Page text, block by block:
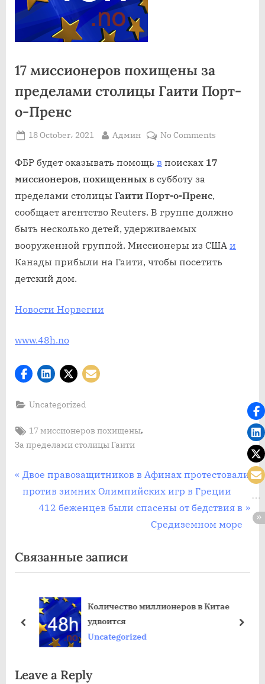
17 миссионеров похищены за
пределами столицы Гаити Порт-
о-Пренс
Posted
18 October، 2021 By
Админ No Commentson
столицы
Порт-
ФБР будет оказывать помощь в поисках 17
миссионеров, похищенных в субботу за
пределами столицы Гаити Порт-о-Пренс,
сообщает агентство Reuters. В группе должно
быть несколько детей, удерживаемых
вооруженной группой. Миссионеры из США и
Канады прибыли на Гаити, чтобы посетить
детский дом.
Новости Норвегии
www.48h.no
Uncategorized
Tags:
17 миссионеров похищены,
За пределами столицы Гаити
Post
navigation
П
р
д
у
я
п
Двое правозащитников в Афинах протестовали
против зимних Олимпийских игр в Греции
С
д
у
щ
а
я
а
412 беженцев были спасены от бедствия в
Средиземном море
Связанные записи
Количество миллионеров в Китае
удвоится
Uncategorized
пред
Leave a Reply